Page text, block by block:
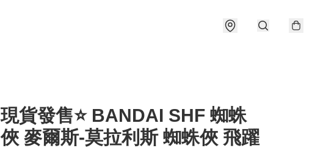
現貨發售⭐ BANDAI SHF 蜘蛛
俠 麥爾斯-莫拉利斯 蜘蛛俠 飛躍